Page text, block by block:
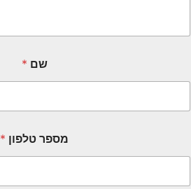
שם *
מספר טלפון *